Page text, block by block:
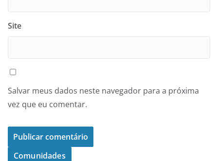
Site
Salvar meus dados neste navegador para a próxima
vez que eu comentar.
Comunidades